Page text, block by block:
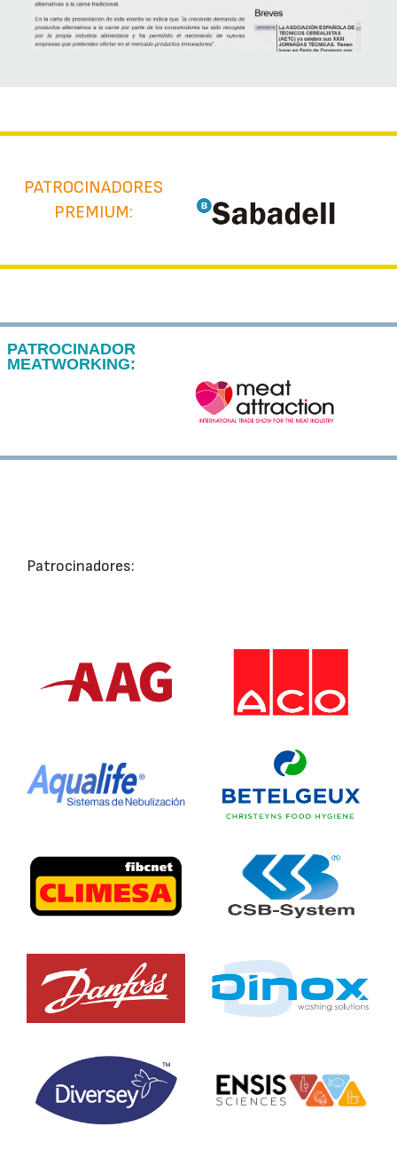
PATROCINADORES
PREMIUM:
PATROCINADOR
MEATWORKING:
Patrocinadores: